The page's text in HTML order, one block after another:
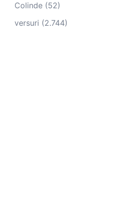
Colinde (52)
versuri (2.744)